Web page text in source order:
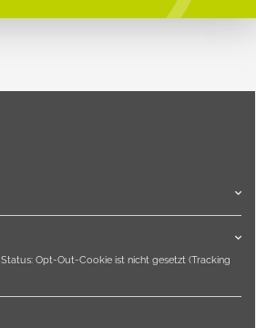
Status: Opt-Out-Cookie ist nicht gesetzt (Tracking